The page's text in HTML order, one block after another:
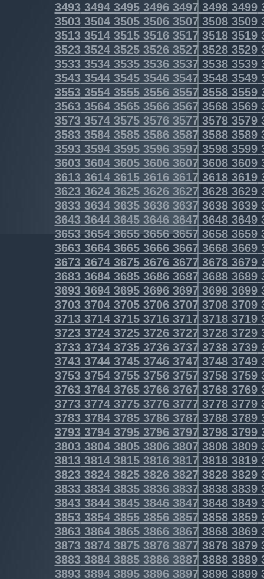
34933494349534963497 34983499
35033504350535063507 35083509
35133514351535163517 35183519
35233524352535263527 35283529
35333534353535363537 35383539
35433544354535463547 35483549
35533554355535563557 35583559
35633564356535663567 35683569
35733574357535763577 35783579
35833584358535863587 35883589
35933594359535963597 35983599
36033604360536063607 36083609
36133614361536163617 36183619
36233624362536263627 36283629
36333634363536363637 36383639
36433644364536463647 36483649
36533654365536563657 36583659
36633664366536663667 36683669
36733674367536763677 36783679
36833684368536863687 36883689
36933694369536963697 36983699
37033704370537063707 37083709
37133714371537163717 37183719
37233724372537263727 37283729
37333734373537363737 37383739
37433744374537463747 37483749
37533754375537563757 37583759
37633764376537663767 37683769
37733774377537763777 37783779
37833784378537863787 37883789
37933794379537963797 37983799
38033804380538063807 38083809
38133814381538163817 38183819
38233824382538263827 38283829
38333834383538363837 38383839
38433844384538463847 38483849
38533854385538563857 38583859
38633864386538663867 38683869
38733874387538763877 38783879
38833884388538863887 38883889
38933894389538963897 38983899